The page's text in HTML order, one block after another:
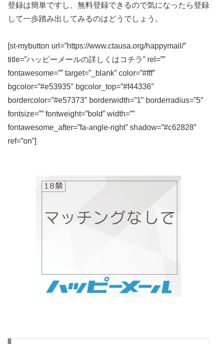
登録は簡単ですし、無料登録できるので気になったら登録
して一歩踏み出してみるのはどうでしょう。
[st-mybutton url=”https://www.ctausa.org/happymail/”
title=”ハッピーメールの詳しくはコチラ” rel=””
fontawesome=”” target=”_blank” color=”#fff”
bgcolor=”#e53935″ bgcolor_top=”#f44336″
bordercolor=”#e57373″ borderwidth=”1″ borderradius=”5″
fontsize=”” fontweight=”bold” width=””
fontawesome_after=”fa-angle-right” shadow=”#c62828″
ref=”on”]